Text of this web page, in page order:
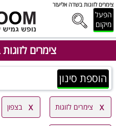
צימרים לזוגות בשדה אליעזר
הפעל
מיקום
צימרים
הוספת סינון
צימרים לזוגות בצפון